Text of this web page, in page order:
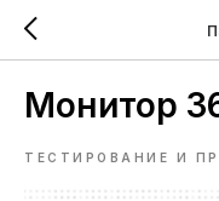
Монитор
ТЕСТИРОВАНИЕ И